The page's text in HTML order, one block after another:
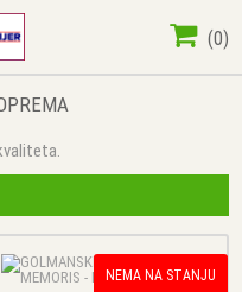
(0)
NEMA NA STANJU